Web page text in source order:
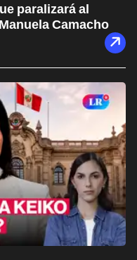
paralizará al
Camacho